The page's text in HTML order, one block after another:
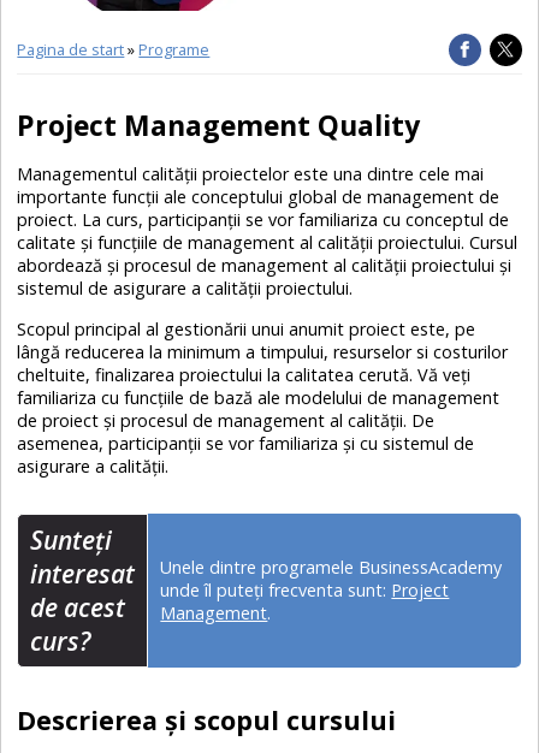
Pagina de start»Programe
Project Management Quality
Managementul calității proiectelor este una dintre cele mai
importante funcții ale conceptului global de management de
proiect. La curs, participanții se vor familiariza cu conceptul de
calitate și funcțiile de management al calității proiectului. Cursul
abordează și procesul de management al calității proiectului și
sistemul de asigurare a calității proiectului.
Scopul principal al gestionării unui anumit proiect este, pe
lângă reducerea la minimum a timpului, resurselor si costurilor
cheltuite, finalizarea proiectului la calitatea cerută. Vă veți
familiariza cu funcțiile de bază ale modelului de management
de proiect și procesul de management al calității. De
asemenea, participanții se vor familiariza și cu sistemul de
asigurare a calității.
Sunteţi
interesat
de acest
curs?
Unele dintre programele BusinessAcademy
unde îl puteți frecventa sunt: Project
Management.
Descrierea și scopul cursului